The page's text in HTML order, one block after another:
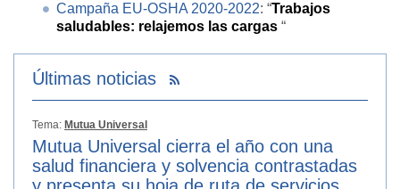
Campaña EU-OSHA 2020-2022: “Trabajos
saludables: relajemos las cargas “
Últimas noticias
Tema: Mutua Universal
Mutua Universal cierra el año con una
salud financiera y solvencia contrastadas